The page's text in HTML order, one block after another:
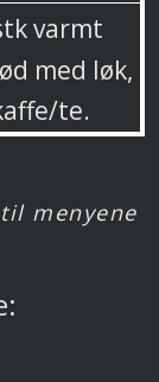
varmt
med løk,
te.
menyene